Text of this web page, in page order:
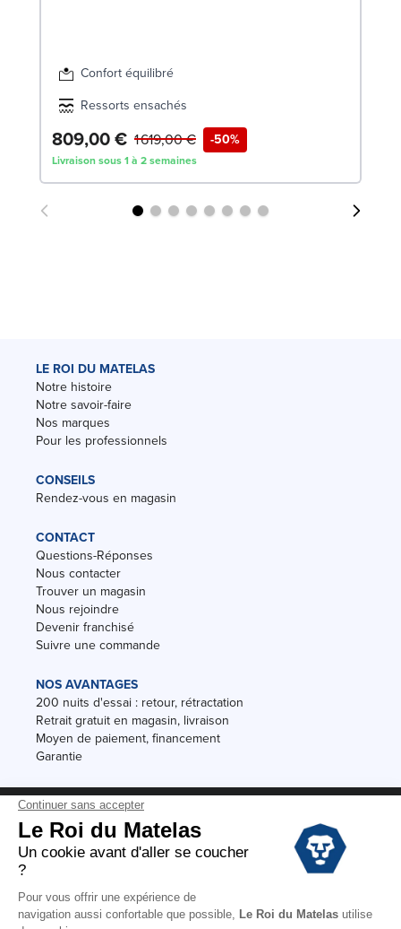
Confort équilibré
Ressorts ensachés
809,00 € -50%
1 619,00 €
Livraison sous 1 à 2 semaines
LE ROI DU MATELAS
Notre histoire
Notre savoir-faire
Nos marques
Pour les professionnels
CONSEILS
Rendez-vous en magasin
CONTACT
Questions-Réponses
Nous contacter
Trouver un magasin
Nous rejoindre
Devenir franchisé
Suivre une commande
NOS AVANTAGES
200 nuits d'essai : retour, rétractation
Retrait gratuit en magasin, livraison
Moyen de paiement, financement
Garantie
Conditions des offres
Black Friday
Destockage
Conditions Générales de vente magasin